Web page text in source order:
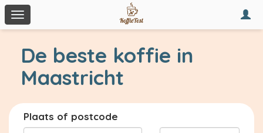
Toggle
navigation
De beste koffie in
Maastricht
Plaats of postcode